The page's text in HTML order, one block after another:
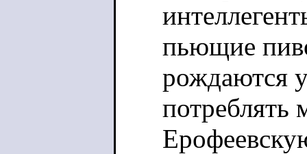
пьющие
рождаются
потреблять